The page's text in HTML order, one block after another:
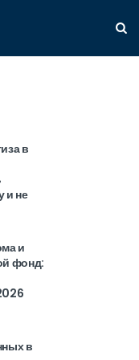
в
и не
и
фонд:
в